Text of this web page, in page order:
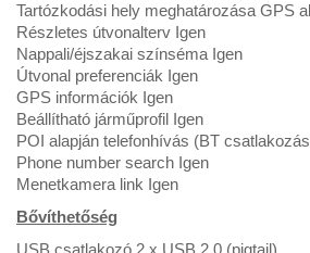
Tartózkodási hely meghatározása GPS
Részletes útvonalterv Igen
Nappali/éjszakai színséma Igen
Útvonal preferenciák Igen
GPS információk Igen
Beállítható járműprofil Igen
POI alapján telefonhívás (BT
Phone number search Igen
Menetkamera link Igen
Bővíthetőség